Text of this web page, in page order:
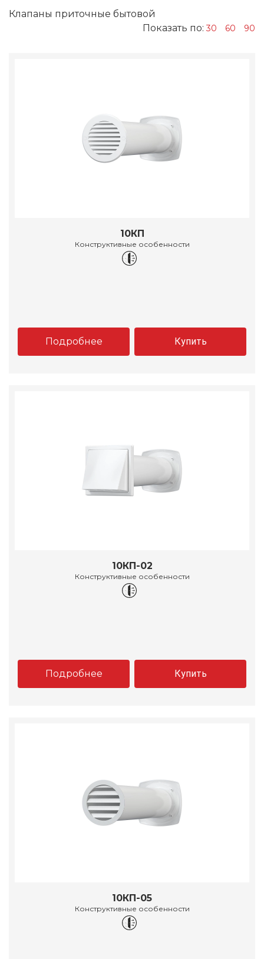
Клапаны приточные бытовой
Показать по:30 60 90
10КП
Конструктивные особенности
Подробнее Купить
10КП-02
Конструктивные особенности
Подробнее Купить
10КП-05
Конструктивные особенности